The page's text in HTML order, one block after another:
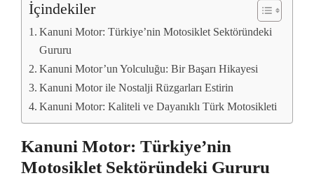
İçindekiler
Kanuni Motor: Türkiye’nin Motosiklet Sektöründeki
Gururu
Kanuni Motor’un Yolculuğu: Bir Başarı Hikayesi
Kanuni Motor ile Nostalji Rüzgarları Estirin
Kanuni Motor: Kaliteli ve Dayanıklı Türk Motosikleti
Kanuni Motor: Türkiye’nin
Motosiklet Sektöründeki Gururu